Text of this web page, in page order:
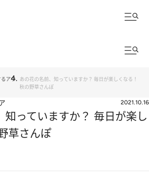
るアウ
あの花の名前、知っていますか？ 毎日が楽しくなる！
秋の野草さんぽ
2021.10.16
知っていますか？ 毎日が楽し
草さんぽ